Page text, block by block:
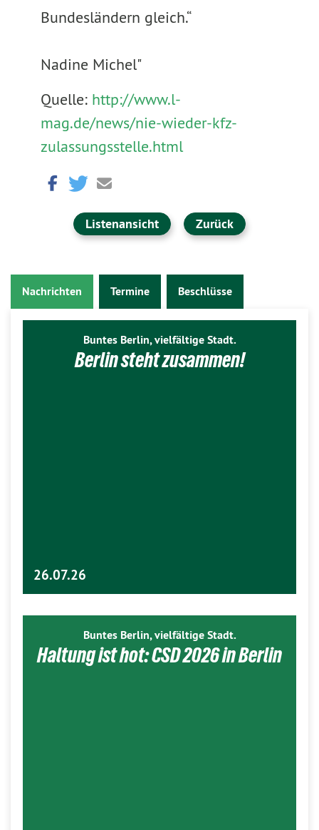
Bundesländern gleich.“
Nadine Michel"
Quelle: http://www.l-
mag.de/news/nie-wieder-kfz-
zulassungsstelle.html
Listenansicht Zurück
Nachrichten Termine Beschlüsse
Buntes Berlin, vielfältige Stadt.
Berlin steht zusammen!
26.07.26
Buntes Berlin, vielfältige Stadt.
Haltung ist hot: CSD 2026 in Berlin